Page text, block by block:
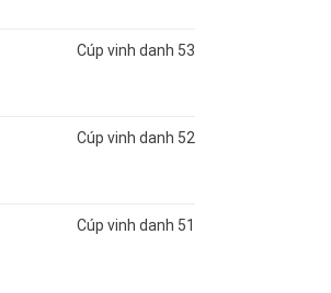
Cúp vinh danh 53
Cúp vinh danh 52
Cúp vinh danh 51